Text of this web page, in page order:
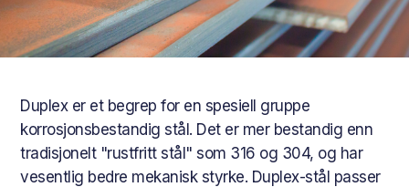
Duplex er et begrep for en spesiell gruppe
korrosjonsbestandig stål. Det er mer bestandig enn
tradisjonelt "rustfritt stål" som 316 og 304, og har
vesentlig bedre mekanisk styrke. Duplex-stål passer